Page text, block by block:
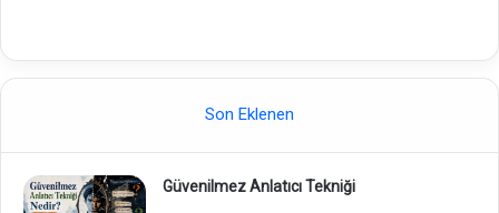
Son Eklenen
Güvenilmez Anlatıcı Tekniği